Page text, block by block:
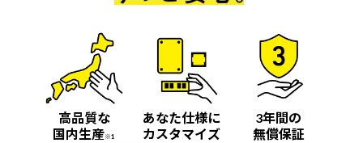
高品質な
国内生産※1
あなた仕様に
カスタマイズ
3年間の
無償保証